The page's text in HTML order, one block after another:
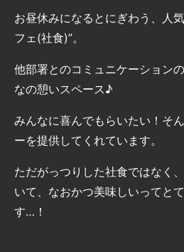
お昼休みになるとにぎわう、人
フェ(社食)”。
他部署とのコミュニケーション
なの憩いスペース♪
みんなに喜んでもらいたい！そ
ーを提供してくれています。
ただがっつりした社食ではなく、
いて、なおかつ美味しいってと
す…！